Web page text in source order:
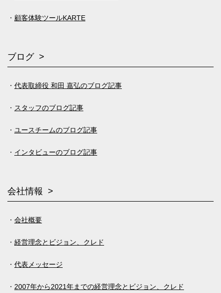
顧客体験ツールKARTE
ブログ
代表取締役 和田 嘉弘のブログ記事
スタッフのブログ記事
ユースチームのブログ記事
インタビューのブログ記事
会社情報
会社概要
経営理念とビジョン、クレド
代表メッセージ
2007年から2021年までの経営理念とビジョン、クレド